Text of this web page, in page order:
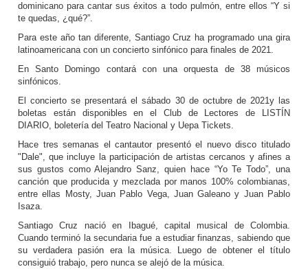
dominicano para cantar sus éxitos a todo pulmón, entre ellos “Y si
te quedas, ¿qué?”.
Para este año tan diferente, Santiago Cruz ha programado una gira
latinoamericana con un concierto sinfónico para finales de 2021.
En Santo Domingo contará con una orquesta de 38 músicos
sinfónicos.
El concierto se presentará el sábado 30 de octubre de 2021y las
boletas están disponibles en el Club de Lectores de LISTÍN
DIARIO, boletería del Teatro Nacional y Uepa Tickets.
Hace tres semanas el cantautor presentó el nuevo disco titulado
"Dale", que incluye la participación de artistas cercanos y afines a
sus gustos como Alejandro Sanz, quien hace “Yo Te Todo”, una
canción que producida y mezclada por manos 100% colombianas,
entre ellas Mosty, Juan Pablo Vega, Juan Galeano y Juan Pablo
Isaza.
Santiago Cruz nació en Ibagué, capital musical de Colombia.
Cuando terminó la secundaria fue a estudiar finanzas, sabiendo que
su verdadera pasión era la música. Luego de obtener el título
consiguió trabajo, pero nunca se alejó de la música.